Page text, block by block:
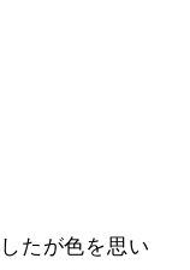
たが色を思い